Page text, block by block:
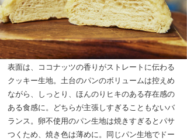
表面は、ココナッツの香りがストレートに伝わる
クッキー生地。土台のパンのボリュームは控えめ
ながら、しっとり、ほんのりヒキのある存在感の
ある食感に。どちらが主張しすぎることもないバ
ランス。卵不使用のパン生地は焼きすぎるとパサ
つくため、焼き色は薄めに。同じパン生地でドー